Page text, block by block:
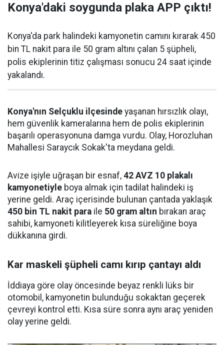
Konya'daki soygunda plaka APP çıktı!
Konya'da park halindeki kamyonetin camını kırarak 450
bin TL nakit para ile 50 gram altını çalan 5 şüpheli,
polis ekiplerinin titiz çalışması sonucu 24 saat içinde
yakalandı.
Konya'nın Selçuklu ilçesinde yaşanan hırsızlık olayı,
hem güvenlik kameralarına hem de polis ekiplerinin
başarılı operasyonuna damga vurdu. Olay, Horozluhan
Mahallesi Saraycık Sokak'ta meydana geldi.
Avize işiyle uğraşan bir esnaf, 42 AVZ 10 plakalı
kamyonetiyle boya almak için tadilat halindeki iş
yerine geldi. Araç içerisinde bulunan çantada yaklaşık
450 bin TL nakit para ile 50 gram altın bırakan araç
sahibi, kamyoneti kilitleyerek kısa süreliğine boya
dükkanına girdi.
Kar maskeli şüpheli camı kırıp çantayı aldı
İddiaya göre olay öncesinde beyaz renkli lüks bir
otomobil, kamyonetin bulunduğu sokaktan geçerek
çevreyi kontrol etti. Kısa süre sonra aynı araç yeniden
olay yerine geldi.